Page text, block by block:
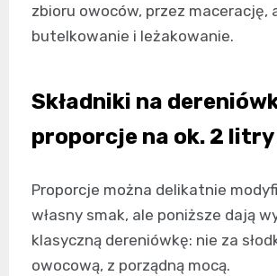
zbioru owoców, przez macerację,
butelkowanie i leżakowanie.
Składniki na
proporcje na ok. 2
Proporcje można delikatnie
własny smak, ale poniższe dają
klasyczną dereniówkę: nie za
owocową, z porządną mocą.